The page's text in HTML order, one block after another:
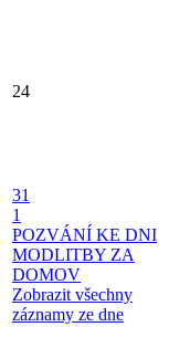
24
31
1
POZVÁNÍ KE DNI
MODLITBY ZA
DOMOV
Zobrazit všechny
záznamy ze dne